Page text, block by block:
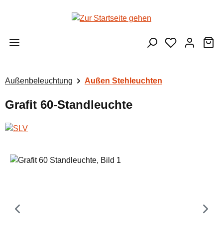
Zum Hauptinhalt springen
Außenbeleuchtung Außen Stehleuchten
Grafit 60-Standleuchte
Bildergalerie überspringen